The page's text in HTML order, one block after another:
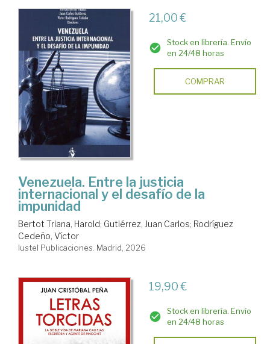
21,00 €
Stock en librería. Envío
en 24/48 horas
COMPRAR
Venezuela. Entre la justicia
internacional y el desafío de la
impunidad
Bertot Triana, Harold; Gutiérrez, Juan Carlos; Rodríguez
Cedeño, Víctor
Iustel Publicaciones. Madrid, 2026
19,90 €
Stock en librería. Envío
en 24/48 horas